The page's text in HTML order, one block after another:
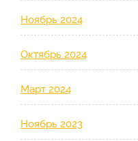
Ноябрь 2024
Октябрь 2024
Март 2024
Ноябрь 2023